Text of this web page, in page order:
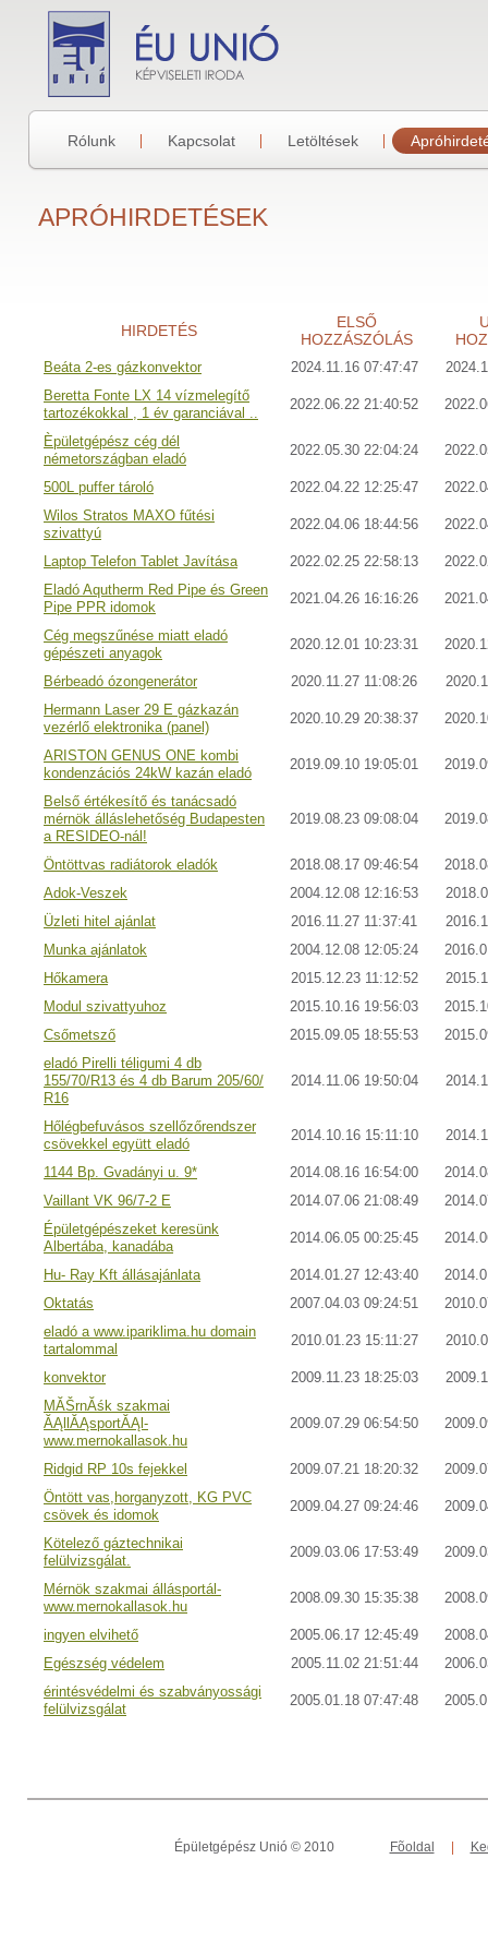
Rólunk Kapcsolat Letöltések
APRÓHIRDETÉSEK
HIRDETÉS
ELSŐ
HOZZÁSZÓLÁS
Beáta 2-es gázkonvektor 2024.11.16 07:47:47
Beretta Fonte LX 14 vízmelegítő
tartozékokkal , 1 év garanciával ..
2022.06.22 21:40:52
Èpületgépész cég dél
németországban eladó
2022.05.30 22:04:24
500L puffer tároló 2022.04.22 12:25:47
Wilos Stratos MAXO fűtési
szivattyú
2022.04.06 18:44:56
Laptop Telefon Tablet Javítása 2022.02.25 22:58:13
Eladó Aqutherm Red Pipe és Green
Pipe PPR idomok
2021.04.26 16:16:26
Cég megszűnése miatt eladó
gépészeti anyagok
2020.12.01 10:23:31
Bérbeadó ózongenerátor 2020.11.27 11:08:26
Hermann Laser 29 E gázkazán
vezérlő elektronika (panel)
2020.10.29 20:38:37
ARISTON GENUS ONE kombi
kondenzációs 24kW kazán eladó
2019.09.10 19:05:01
Belső értékesítő és tanácsadó
mérnök álláslehetőség Budapesten
a RESIDEO-nál!
2019.08.23 09:08:04
Öntöttvas radiátorok eladók 2018.08.17 09:46:54
Adok-Veszek
2004.12.08 12:16:53
Üzleti hitel ajánlat
2016.11.27 11:37:41
Munka ajánlatok
2004.12.08 12:05:24
Hőkamera
2015.12.23 11:12:52
Modul szivattyuhoz
2015.10.16 19:56:03
Csőmetsző
2015.09.05 18:55:53
eladó Pirelli téligumi 4 db
155/70/R13 és 4 db Barum 205/60/
R16
2014.11.06 19:50:04
Hőlégbefuvásos szellőzőrendszer
csövekkel együtt eladó
2014.10.16 15:11:10
1144 Bp. Gvadányi u. 9* 2014.08.16 16:54:00
Vaillant VK 96/7-2 E
2014.07.06 21:08:49
Épületgépészeket keresünk
Albertába, kanadába
2014.06.05 00:25:45
Hu- Ray Kft állásajánlata 2014.01.27 12:43:40
Oktatás
2007.04.03 09:24:51
eladó a www.ipariklima.hu domain
tartalommal
2010.01.23 15:11:27
konvektor 2009.11.23 18:25:03
MĂŠrnĂśk szakmai
ĂĄllĂĄsportĂĄl-
www.mernokallasok.hu
2009.07.29 06:54:50
Ridgid RP 10s fejekkel 2009.07.21 18:20:32
Öntött vas,horganyzott, KG PVC
csövek és idomok
2009.04.27 09:24:46
Kötelező gáztechnikai
felülvizsgálat.
2009.03.06 17:53:49
Mérnök szakmai állásportál-
www.mernokallasok.hu
2008.09.30 15:35:38
ingyen elvihető 2005.06.17 12:45:49
Egészség védelem
2005.11.02 21:51:44
érintésvédelmi és szabványossági
felülvizsgálat
2005.01.18 07:47:48
Épületgépész Unió © 2010 Fõoldal